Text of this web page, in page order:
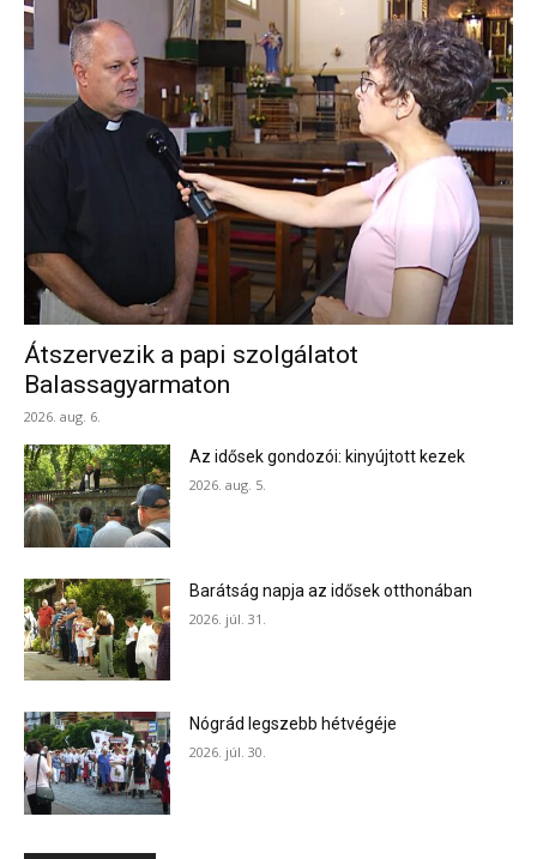
Átszervezik a papi szolgálatot
Balassagyarmaton
2026. aug. 6.
Az idősek gondozói: kinyújtott kezek
2026. aug. 5.
Barátság napja az idősek otthonában
2026. júl. 31.
Nógrád legszebb hétvégéje
2026. júl. 30.